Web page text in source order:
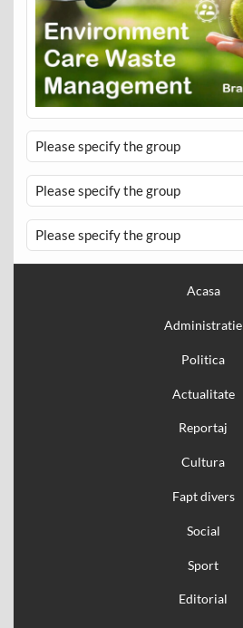
Please specify the group
Please specify the group
Please specify the group
Acasa
Administratie
Politica
Actualitate
Reportaj
Cultura
Fapt divers
Social
Sport
Editorial